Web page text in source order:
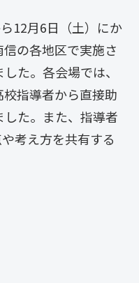
12月6日（土）にか
の各地区で実施さ
た。各会場では、
指導者から直接助
た。また、指導者
考え方を共有する